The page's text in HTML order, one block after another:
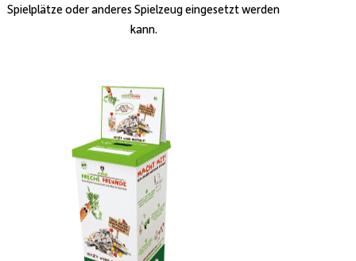
Spielplätze oder anderes Spielzeug eingesetzt werden
kann.